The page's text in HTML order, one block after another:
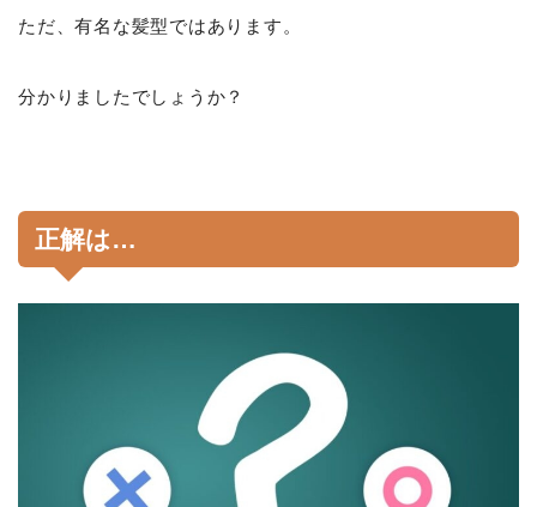
ただ、有名な髪型ではあります。
分かりましたでしょうか？
正解は…